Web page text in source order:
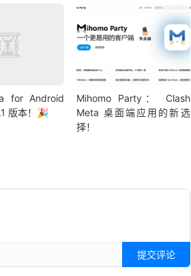
for Android
版本！🎉
Mihomo Party： Clash
Meta 桌面端应用的新选
择！
提交评论